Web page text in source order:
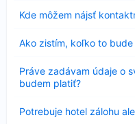
Kde môžem nájsť
sa
Ako zistím, koľko to bude
sa
Práve zadávam údaje o
budem platiť?
sa
Potrebuje hotel zálohu
sa